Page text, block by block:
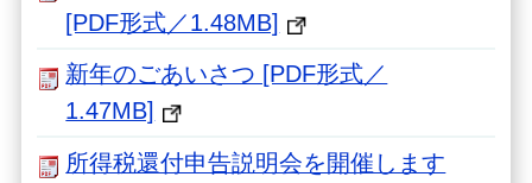
[PDF形式／1.48MB]
新年のごあいさつ [PDF形式／
1.47MB]
所得税還付申告説明会を開催します